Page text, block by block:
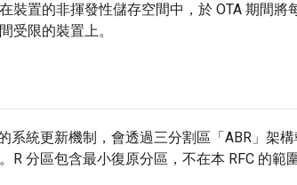
裝置的非揮發性儲存空間中，於 OTA 期間將
受限的裝置上。
系統更新機制，會透過三分割區「ABR」架
R 分區包含最小復原分區，不在本 RFC 的範圍